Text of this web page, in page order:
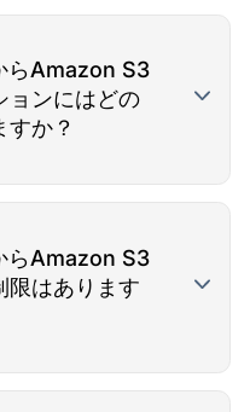
らAmazon S3
ョンにはどの
すか？
らAmazon S3
限はあります